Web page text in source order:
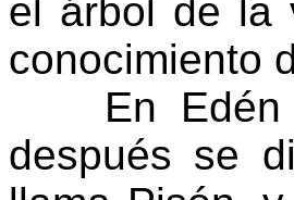
el árbol de la
conocimiento
En Edén
después se